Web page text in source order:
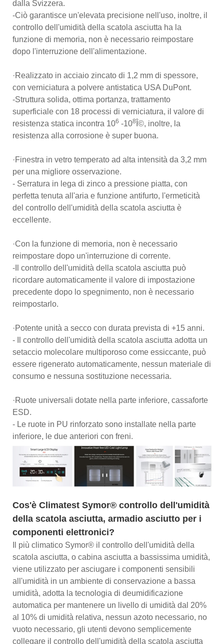
dalla Svizzera.
-Ciò garantisce un'elevata precisione nell'uso, inoltre, il
controllo dell'umidità della scatola asciutta ha la
funzione di memoria, non è necessario reimpostare
dopo l'interruzione dell'alimentazione.
·Realizzato in acciaio zincato di 1,2 mm di spessore,
con verniciatura a polvere antistatica USA DuPont.
-Struttura solida, ottima portanza, trattamento
superficiale con 18 processi di verniciatura, il valore di
resistenza statica incontra 106 -108 Î©, inoltre, la
resistenza alla corrosione è super buona.
·Finestra in vetro temperato ad alta intensità da 3,2 mm
per una migliore osservazione.
- Serratura in lega di zinco a pressione piatta, con
perfetta tenuta all'aria e funzione antifurto, l'ermeticità
del controllo dell'umidità della scatola asciutta è
eccellente.
·Con la funzione di memoria, non è necessario
reimpostare dopo un'interruzione di corrente.
-Il controllo dell'umidità della scatola asciutta può
ricordare automaticamente il valore di impostazione
precedente dopo lo spegnimento, non è necessario
reimpostarlo.
·Potente unità a secco con durata prevista di +15 anni.
- Il controllo dell'umidità della scatola asciutta adotta un
setaccio molecolare multiporoso come essiccante, può
essere rigenerato automaticamente, nessun materiale di
consumo e nessuna sostituzione necessaria.
·Ruote universali dotate nella parte inferiore, cassaforte
ESD.
- Le ruote in PU rinforzato sono installate nella parte
inferiore, le due anteriori con freni.
Cos'è Climatest Symor® controllo dell'umidità
della scatola asciutta, armadio asciutto per i
componenti elettronici?
Il più climatico Symor® il controllo dell'umidità della
scatola asciutta, o cabina asciutta a bassissima umidità,
viene utilizzato per asciugare i componenti sensibili
all'umidità in un ambiente di conservazione a bassa
umidità, adotta la tecnologia di deumidificazione
automatica per mantenere un livello di umidità dal 20%
al 10% di umidità relativa, nessun azoto necessario, no
vuoto necessario, gli utenti devono semplicemente
collegare il controllo dell'umidità della scatola asciutta